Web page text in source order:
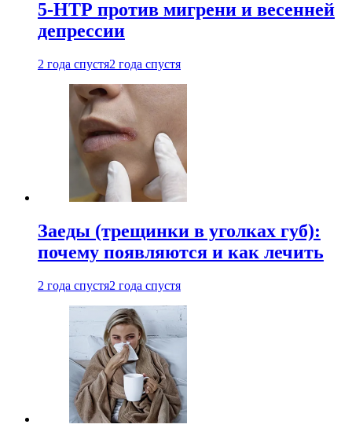
5-НТР против мигрени и весенней
депрессии
2 года спустя2 года спустя
Заеды (трещинки в уголках губ):
почему появляются и как лечить
2 года спустя2 года спустя